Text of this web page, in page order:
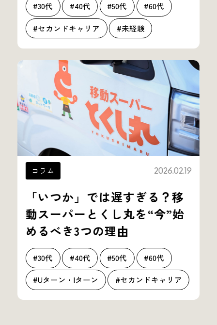
#30代 #40代 #50代 #60代
#セカンドキャリア #未経験
コラム 2026.02.19
「いつか」では遅すぎる？移
動スーパーとくし丸を“今”始
めるべき3つの理由
#30代 #40代 #50代 #60代
#Uターン・Iターン #セカンドキャリア